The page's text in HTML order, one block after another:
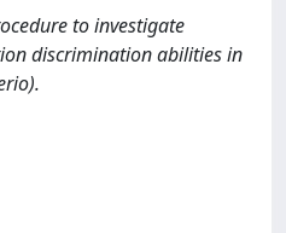
to investigate
discrimination abilities in